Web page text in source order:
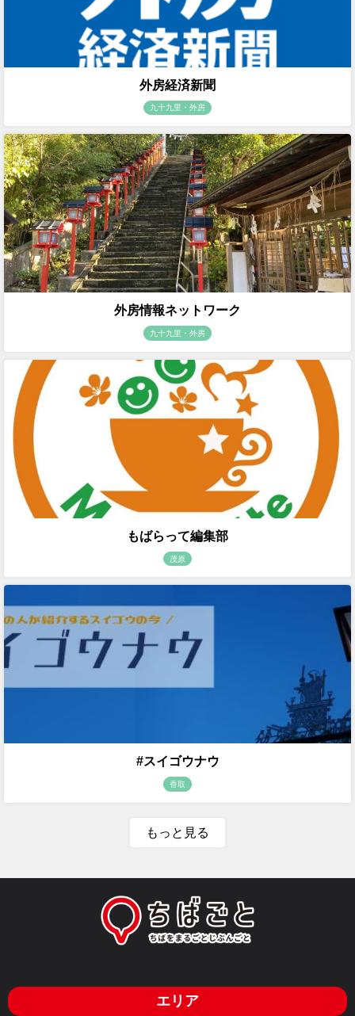
外房経済新聞
九十九里・外房
外房情報ネットワーク
九十九里・外房
もばらって編集部
茂原
#スイゴウナウ
香取
もっと見る
エリア